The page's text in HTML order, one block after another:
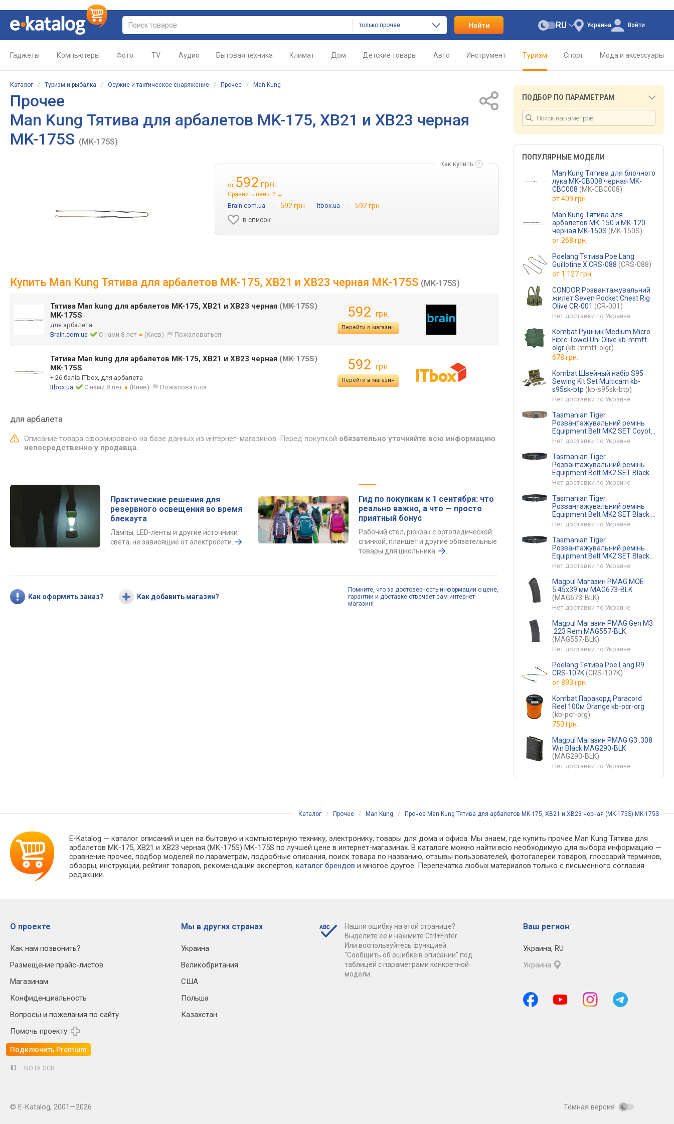
только прочее Найти Украина
RU Войти
Гаджеты Компьютеры Фото TV Аудио Бытовая техника Климат Дом Детские товары Авто Инструмент Туризм Спорт Мода и аксессуары
Каталог / Туризм и рыбалка / Оружие и тактическое снаряжение / Прочее / Man Kung
Прочее
Man Kung Тятива для арбалетов MK-175, XB21 и XB23 черная
MK-175S (MK-175S)
Как купить
от 592 грн.
Сравнить цены 2 →
Brain.com.ua → 592 грн. Itbox.ua →
592 грн.
в список
Купить Man Kung Тятива для арбалетов MK-175, XB21 и XB23 черная MK-175S (MK-175S)
Тятива Man kung для арбалетов MK-175, XB21 и XB23 черная (MK-175S)
MK-175S
для арбалета
Brain.com.ua
С нами 8 лет (Киев) Пожаловаться
592 грн.
Перейти в магазин
Тятива Man kung для арбалетов MK-175, XB21 и XB23 черная (MK-175S)
MK-175S
+ 26 балів ITbox, для арбалета
Itbox.ua
С нами 8 лет (Киев) Пожаловаться
592 грн.
Перейти в магазин
для арбалета
Описание товара сформировано на базе данных из интернет-магазинов. Перед покупкой обязательно уточняйте всю информацию
непосредственно у продавца.
Практические решения для
резервного освещения во время
блекаута
Лампы, LED-ленты и другие источники
света, не зависящие от электросети.
Гид по покупкам к 1 сентября: что
реально важно, а что — просто
приятный бонус
Рабочий стол, рюкзак с ортопедической
спинкой, планшет и другие обязательные
товары для школьника.
Как оформить заказ? Как добавить магазин?
Помните, что за достоверность информации о цене,
гарантии и доставке отвечает сам интернет-
магазин!
ПОДБОР ПО ПАРАМЕТРАМ
ПОПУЛЯРНЫЕ МОДЕЛИ
Man Kung Тятива для блочного
лука MK-CB008 черная MK-
CBC008 (MK-CBC008)
от409 грн.
Man Kung Тятива для
арбалетов MK-150 и MK-120
черная MK-150S (MK-150S)
от268 грн.
Poelang Тятива Poe Lang
Guillotine X CRS-088 (CRS-088)
от 1 127 грн.
CONDOR Розвантажувальний
жилет Seven Pocket Chest Rig
Olive CR-001 (CR-001)
Нет доставки по Украине
Kombat Рушник Medium Micro
Fibre Towel Uni Olive kb-mmft-
olgr(kb-mmft-olgr)
678 грн.
Kombat Швейный набір S95
Sewing Kit Set Multicam kb-
s95sk-btp (kb-s95sk-btp)
Нет доставки по Украине
Tasmanian Tiger
Розвантажувальний ремінь
Equipment Belt MK2 SET Coyote
Brown S TT 7633.346-S
Нет доставки по Украине
Tasmanian Tiger
Розвантажувальний ремінь
Equipment Belt MK2 SET Black
XL TT 7633.040-XL
Нет доставки по Украине
Tasmanian Tiger
Розвантажувальний ремінь
Equipment Belt MK2 SET Black L
TT 7633.040-L(TT 7633.040-L)
Нет доставки по Украине
Tasmanian Tiger
Розвантажувальний ремінь
Equipment Belt MK2 SET Black
M TT 7633.040-M
Нет доставки по Украине
Magpul Магазин PMAG MOE
5.45х39 мм MAG673-BLK
(MAG673-BLK)
Нет доставки по Украине
Magpul Магазин PMAG Gen M3
.223 Rem MAG557-BLK
(MAG557-BLK)
Нет доставки по Украине
Poelang Тятива Poe Lang R9
CRS-107K(CRS-107K)
от893 грн.
Kombat Паракорд Paraсord
Reel 100м Orange kb-pcr-org
(kb-pcr-org)
750 грн.
Magpul Магазин PMAG G3 .308
Win Black MAG290-BLK
(MAG290-BLK)
Нет доставки по Украине
Каталог / Прочее / Man Kung / Прочее Man Kung Тятива для арбалетов MK-175, XB21 и XB23 черная (MK-175S) MK-175S
E-Katalog — каталог описаний и цен на бытовую и компьютерную технику, электронику, товары для дома и офиса. Мы знаем, где купить прочее Man Kung Тятива для
арбалетов MK-175, XB21 и XB23 черная (MK-175S) MK-175S по лучшей цене в интернет-магазинах. В каталоге можно найти всю необходимую для выбора информацию —
сравнение прочее, подбор моделей по параметрам, подробные описания, поиск товара по названию, отзывы пользователей, фотогалереи товаров, глоссарий терминов,
обзоры, инструкции, рейтинг товаров, рекомендации экспертов,каталог брендов и многое другое. Перепечатка любых материалов только с письменного согласия
редакции.
О проекте
Как нам позвонить?
Размещение прайс-листов
Магазинам
Конфиденциальность
Вопросы и пожелания по сайту
Помочь проекту
Подключить Premium
Мы в других странах
Украина
Великобритания
США
Польша
Казахстан
Нашли ошибку на этой странице?
Выделите ее и нажмите Ctrl+Enter.
Или воспользуйтесь функцией
"Сообщить об ошибке в описании" под
таблицей с параметрами конкретной
модели.
Ваш регион
Украина, RU
Украина
ID NO DESCR
© E-Katalog, 2001—2026 Тёмная версия